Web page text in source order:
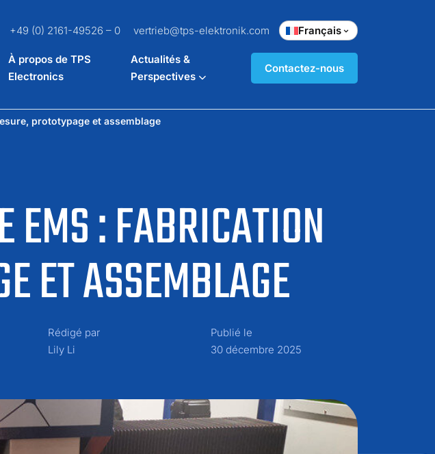
+49 (0) 2161-49526 – 0 vertrieb@tps-elektronik.com Français
À propos de TPS
Electronics
Actualités &
Perspectives
Contactez-nous
EMS : FABRICATION
ET ASSEMBLAGE
prototypage et assemblage
Rédigé par
Lily Li
Publié le
30 décembre 2025